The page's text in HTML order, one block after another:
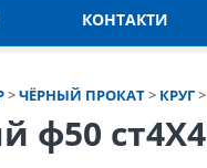
КОНТАКТИ
>ЧЁРНЫЙ ПРОКАТ> КРУГ>
ф50